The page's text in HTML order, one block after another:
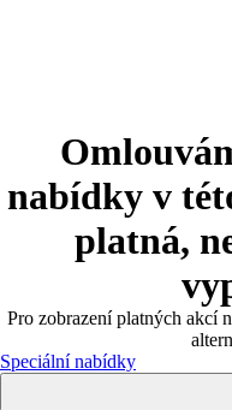
nabídky v
platná,
Pro zobrazení platných akcí
Speciální nabídky